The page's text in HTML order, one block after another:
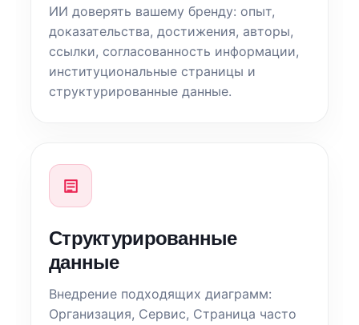
ИИ доверять вашему бренду: опыт,
доказательства, достижения, авторы,
ссылки, согласованность информации,
институциональные страницы и
структурированные данные.
Структурированные
данные
Внедрение подходящих диаграмм:
Организация, Сервис, Страница часто